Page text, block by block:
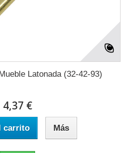
Latonada (32-42-93)
4,37 €
carrito Más